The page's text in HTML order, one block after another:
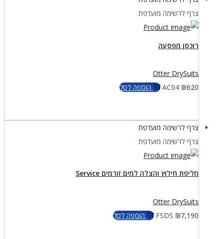
צרף לרשימה מועדפת
רוכסן מפסעה
Otter DrySuits
AC04 ₪620 הוספה לסל
צרף לרשימה מועדפת
צרף לרשימה מועדפת
חליפת חילוץ והצלה למים זורמים Service
Otter DrySuits
FSDS ₪7,190 הוספה לסל